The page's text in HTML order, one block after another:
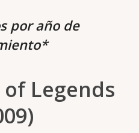
por año de
of Legends